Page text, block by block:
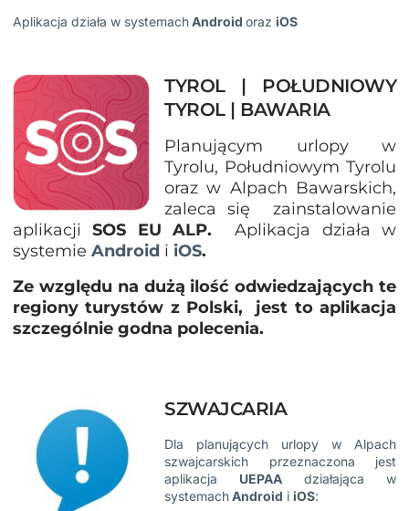
Aplikacja działa w systemachAndroid oraz iOS
TYROL | POŁUDNIOWY
TYROL | BAWARIA
Planującym urlopy w
Tyrolu, Południowym Tyrolu
oraz w Alpach Bawarskich,
zaleca się zainstalowanie
aplikacjiSOS EU ALP.Aplikacja działa w
systemie Android i iOS.
Ze względu na dużą ilość odwiedzających te
regiony turystów z Polski, jest to aplikacja
szczególnie godna polecenia.
SZWAJCARIA
Dla planujących urlopy w Alpach
szwajcarskich przeznaczona jest
aplikacja UEPAA działająca w
systemachAndroid i iOS: